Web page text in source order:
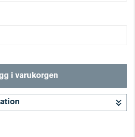
i varukorgen